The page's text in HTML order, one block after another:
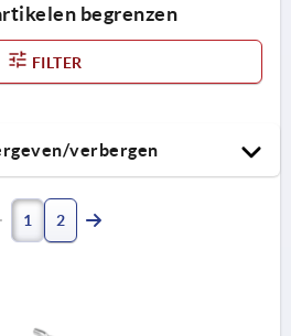
begrenzen
FILTER
verbergen
1 2